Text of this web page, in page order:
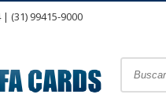
(31) 99415-9000